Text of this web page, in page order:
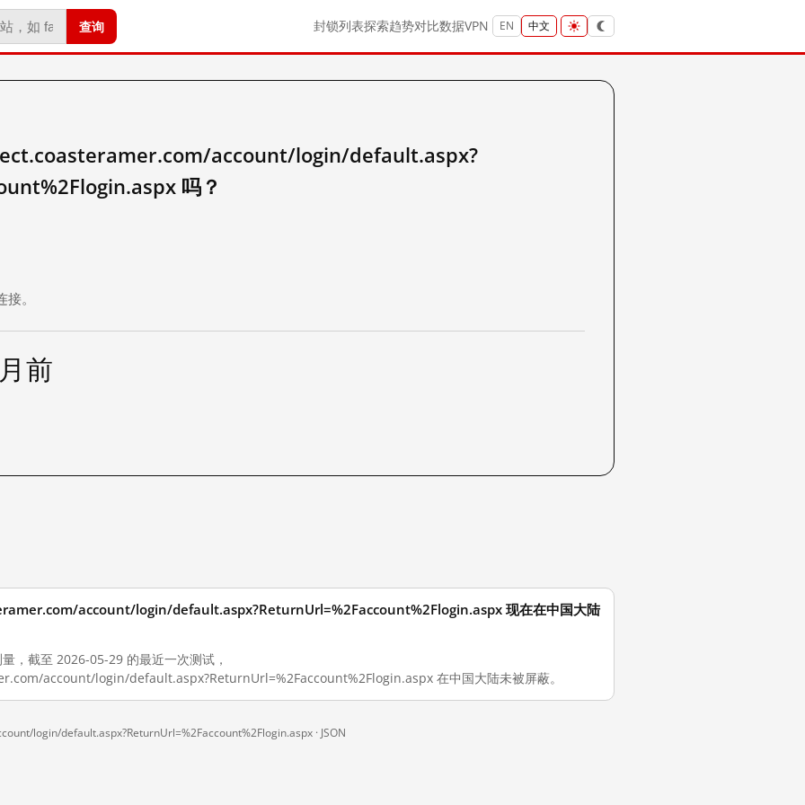
查询 封锁列表探索趋势对比数据VPN EN 中文
account/login/default.aspx?
吗？
。
前
account/login/default.aspx?ReturnUrl=%2Faccount%2Flogin.aspx 现在在中国大陆
，截至 2026-05-29 的最近一次测试，
account/login/default.aspx?ReturnUrl=%2Faccount%2Flogin.aspx 在中国大陆未被屏蔽。
login/default.aspx?ReturnUrl=%2Faccount%2Flogin.aspx · JSON